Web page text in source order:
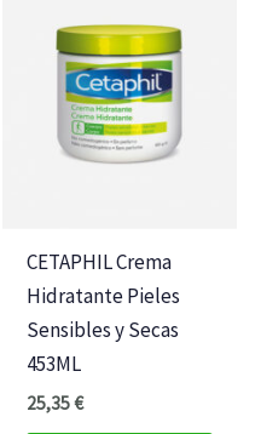
CETAPHIL Crema
Hidratante Pieles
Sensibles y Secas
453ML
25,35€